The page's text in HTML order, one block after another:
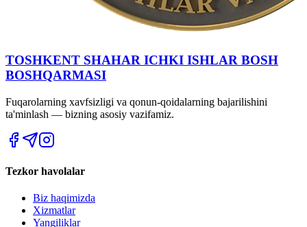
TOSHKENT SHAHAR IСHKI ISHLAR BOSH
BOSHQARMASI
Fuqarolarning xavfsizligi va qonun-qoidalarning bajarilishini
ta'minlash — bizning asosiy vazifamiz.
Tezkor havolalar
Biz haqimizda
Xizmatlar
Yangiliklar